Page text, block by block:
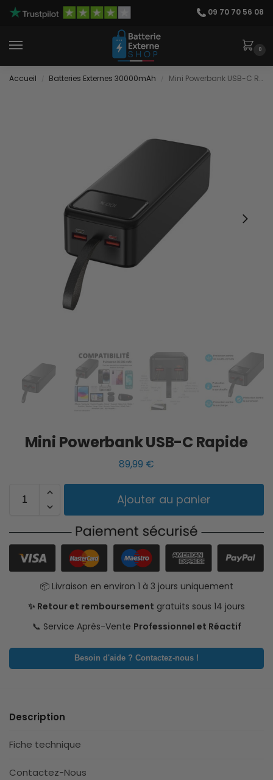
09 70 70 56 08
0
Accueil Batteries Externes 30000mAh Mini Powerbank USB-C Rapide
Mini Powerbank USB-C Rapide
89,99 €
Ajouter au panier
📦 Livraison en environ 1 à 3 jours uniquement
✨ Retour et remboursement gratuits sous 14 jours
📞 Service Après-Vente Professionnel et Réactif
Besoin d'aide ? Contactez-nous !
Description
Fiche technique
Contactez-Nous